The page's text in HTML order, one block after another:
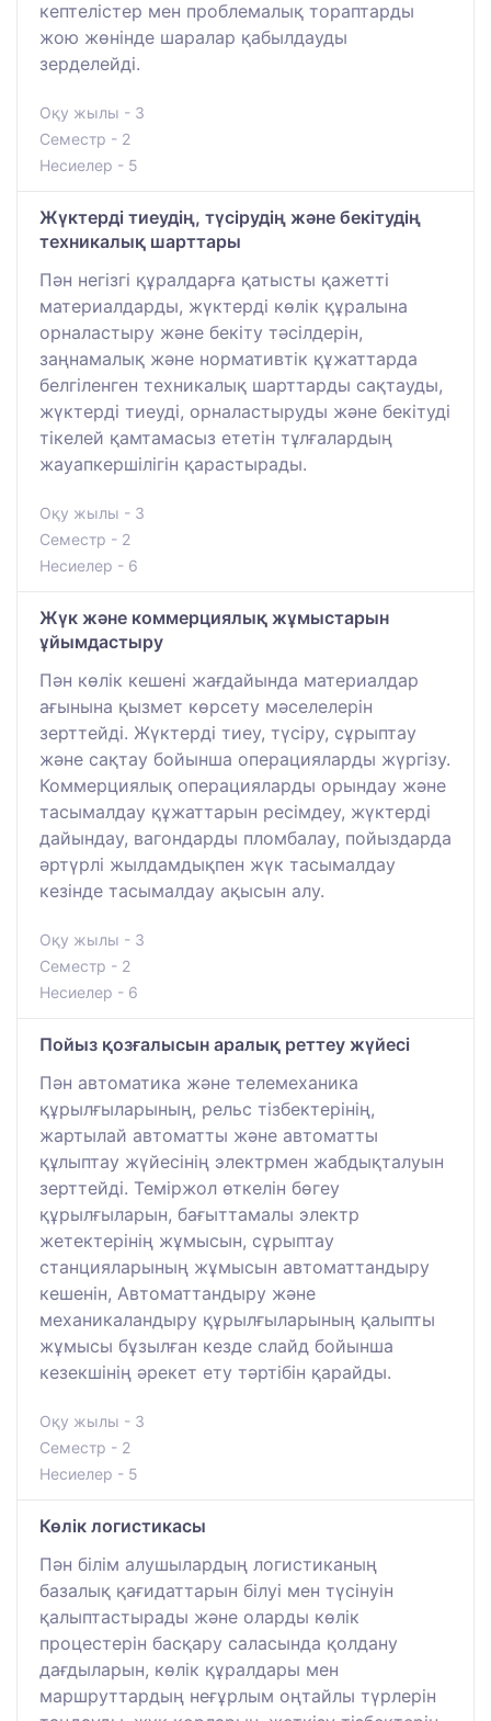
кептелістер мен проблемалық тораптарды
жою жөнінде шаралар қабылдауды
зерделейді.
Оқу жылы - 3
Семестр - 2
Несиелер - 5
Жүктерді тиеудің, түсірудің және бекітудің
техникалық шарттары
Пән негізгі құралдарға қатысты қажетті
материалдарды, жүктерді көлік құралына
орналастыру және бекіту тәсілдерін,
заңнамалық және нормативтік құжаттарда
белгіленген техникалық шарттарды сақтауды,
жүктерді тиеуді, орналастыруды және бекітуді
тікелей қамтамасыз ететін тұлғалардың
жауапкершілігін қарастырады.
Оқу жылы - 3
Семестр - 2
Несиелер - 6
Жүк және коммерциялық жұмыстарын
ұйымдастыру
Пән көлік кешені жағдайында материалдар
ағынына қызмет көрсету мәселелерін
зерттейді. Жүктерді тиеу, түсіру, сұрыптау
және сақтау бойынша операцияларды жүргізу.
Коммерциялық операцияларды орындау және
тасымалдау құжаттарын ресімдеу, жүктерді
дайындау, вагондарды пломбалау, пойыздарда
әртүрлі жылдамдықпен жүк тасымалдау
кезінде тасымалдау ақысын алу.
Оқу жылы - 3
Семестр - 2
Несиелер - 6
Пойыз қозғалысын аралық реттеу жүйесі
Пән автоматика және телемеханика
құрылғыларының, рельс тізбектерінің,
жартылай автоматты және автоматты
құлыптау жүйесінің электрмен жабдықталуын
зерттейді. Теміржол өткелін бөгеу
құрылғыларын, бағыттамалы электр
жетектерінің жұмысын, сұрыптау
станцияларының жұмысын автоматтандыру
кешенін, Автоматтандыру және
механикаландыру құрылғыларының қалыпты
жұмысы бұзылған кезде слайд бойынша
кезекшінің әрекет ету тәртібін қарайды.
Оқу жылы - 3
Семестр - 2
Несиелер - 5
Көлік логистикасы
Пән білім алушылардың логистиканың
базалық қағидаттарын білуі мен түсінуін
қалыптастырады және оларды көлік
процестерін басқару саласында қолдану
дағдыларын, көлік құралдары мен
маршруттардың неғұрлым оңтайлы түрлерін